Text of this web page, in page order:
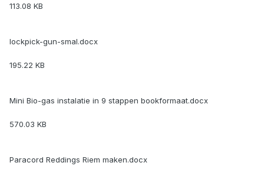
113.08 KB
lockpick-gun-smal.docx
195.22 KB
Mini Bio-gas instalatie in 9 stappen bookformaat.docx
570.03 KB
Paracord Reddings Riem maken.docx